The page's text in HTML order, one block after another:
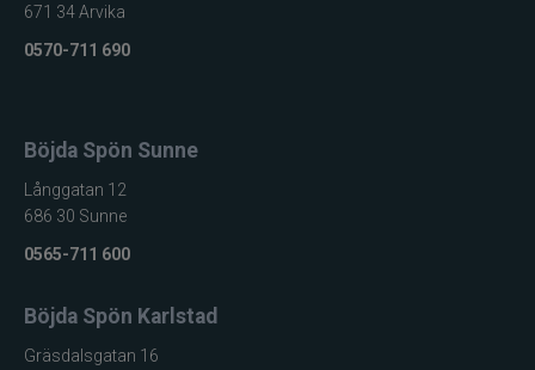
671 34 Arvika
0570-711 690
Böjda Spön Sunne
Långgatan 12
686 30 Sunne
0565-711 600
Böjda Spön Karlstad
Gräsdalsgatan 16